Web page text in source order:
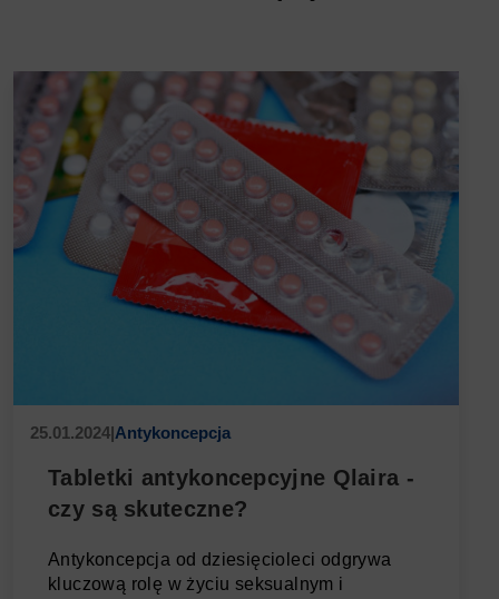
25.01.2024|Antykoncepcja
Tabletki antykoncepcyjne Qlaira -
czy są skuteczne?
Antykoncepcja od dziesięcioleci odgrywa
kluczową rolę w życiu seksualnym i